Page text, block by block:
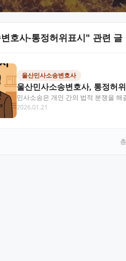
호사-통정허위표시" 관련 글
울산민사소송변호사
울산민사소송변호사, 통정허
민사소송은 개인 간의 법적 분쟁을
문제가 얽힌 경우 전문가의 도움이 필
2026.01.21
총